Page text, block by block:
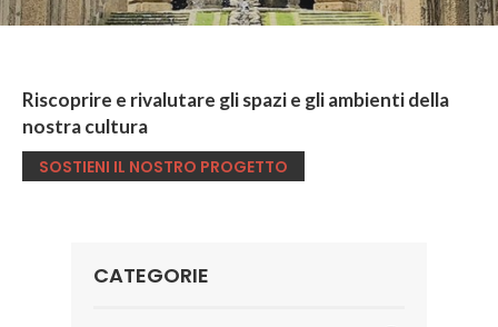
Riscoprire e rivalutare gli spazi e gli ambienti della
nostra cultura
SOSTIENI IL NOSTRO PROGETTO
CATEGORIE